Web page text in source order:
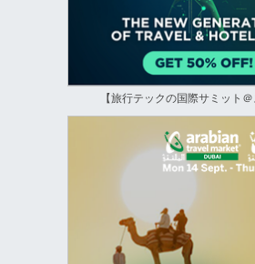
【旅行テックの国際サミット＠